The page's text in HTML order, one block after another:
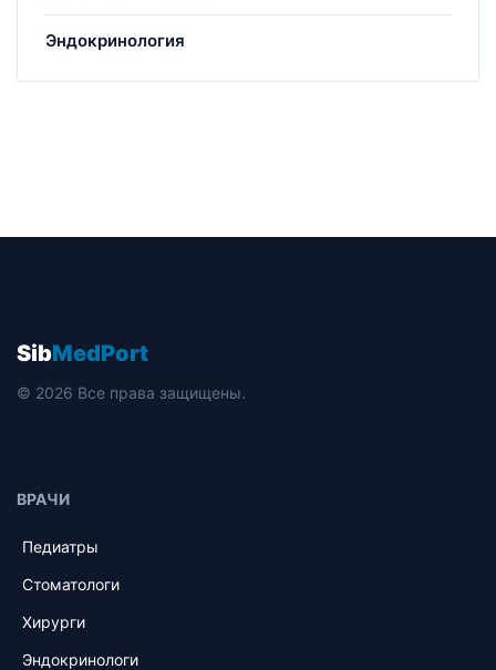
Эндокринология
SibMedPort
© 2026 Все права защищены.
ВРАЧИ
Педиатры
Стоматологи
Хирурги
Эндокринологи